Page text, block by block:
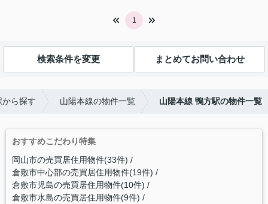
1
検索条件を変更 まとめてお問い合わせ
ら探す 山陽本線の物件一覧 山陽本線 鴨方駅の物件一覧
おすすめこだわり特集
岡山市の売買居住用物件(33件)
倉敷市中心部の売買居住用物件(19件)
倉敷市児島の売買居住用物件(10件)
倉敷市水島の売買居住用物件(9件)